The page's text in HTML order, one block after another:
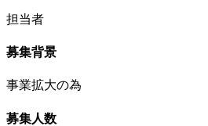
担当者
募集背景
事業拡大の為
募集人数